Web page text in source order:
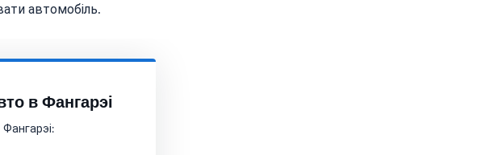
автомобіль.
в Фангарэі
Фангарэі: